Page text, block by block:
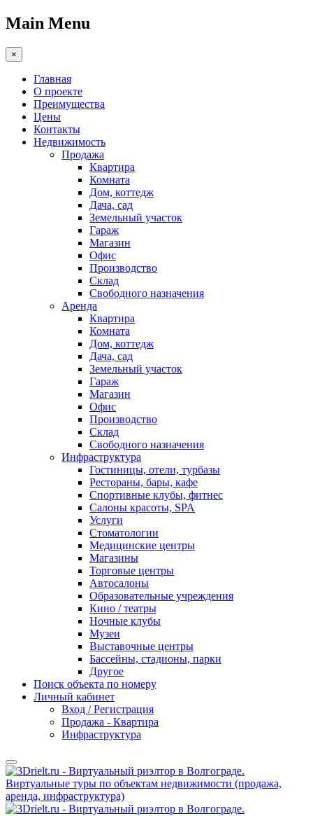
Main Menu
×
Главная
О проекте
Преимущества
Цены
Контакты
Недвижимость
Продажа
Квартира
Комната
Дом, коттедж
Дача, сад
Земельный участок
Гараж
Магазин
Офис
Производство
Склад
Свободного назначения
Аренда
Квартира
Комната
Дом, коттедж
Дача, сад
Земельный участок
Гараж
Магазин
Офис
Производство
Склад
Свободного назначения
Инфраструктура
Гостиницы, отели, турбазы
Рестораны, бары, кафе
Спортивные клубы, фитнес
Салоны красоты, SPA
Услуги
Стоматологии
Медицинские центры
Магазины
Торговые центры
Автосалоны
Образовательные учреждения
Кино / театры
Ночные клубы
Музеи
Выставочные центры
Бассейны, стадионы, парки
Другое
Поиск объекта по номеру
Личный кабинет
Вход / Регистрация
Продажа - Квартира
Инфраструктура